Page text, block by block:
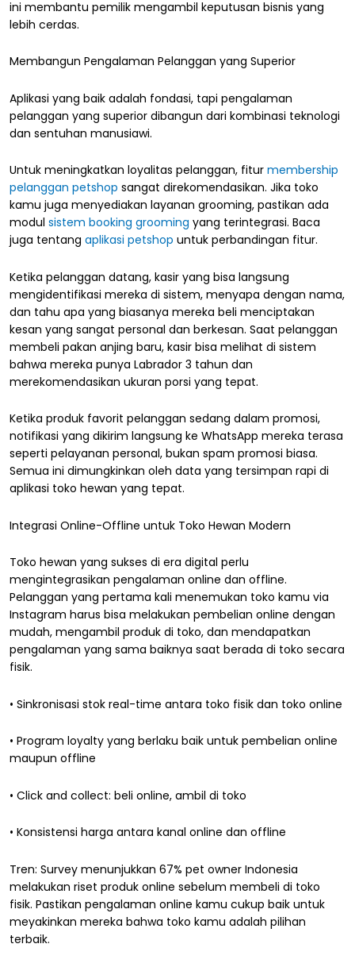
ini membantu pemilik mengambil keputusan bisnis yang
lebih cerdas.
Membangun Pengalaman Pelanggan yang Superior
Aplikasi yang baik adalah fondasi, tapi pengalaman
pelanggan yang superior dibangun dari kombinasi teknologi
dan sentuhan manusiawi.
Untuk meningkatkan loyalitas pelanggan, fitur membership
pelanggan petshop sangat direkomendasikan. Jika toko
kamu juga menyediakan layanan grooming, pastikan ada
modul sistem booking grooming yang terintegrasi. Baca
juga tentang aplikasi petshop untuk perbandingan fitur.
Ketika pelanggan datang, kasir yang bisa langsung
mengidentifikasi mereka di sistem, menyapa dengan nama,
dan tahu apa yang biasanya mereka beli menciptakan
kesan yang sangat personal dan berkesan. Saat pelanggan
membeli pakan anjing baru, kasir bisa melihat di sistem
bahwa mereka punya Labrador 3 tahun dan
merekomendasikan ukuran porsi yang tepat.
Ketika produk favorit pelanggan sedang dalam promosi,
notifikasi yang dikirim langsung ke WhatsApp mereka terasa
seperti pelayanan personal, bukan spam promosi biasa.
Semua ini dimungkinkan oleh data yang tersimpan rapi di
aplikasi toko hewan yang tepat.
Integrasi Online-Offline untuk Toko Hewan Modern
Toko hewan yang sukses di era digital perlu
mengintegrasikan pengalaman online dan offline.
Pelanggan yang pertama kali menemukan toko kamu via
Instagram harus bisa melakukan pembelian online dengan
mudah, mengambil produk di toko, dan mendapatkan
pengalaman yang sama baiknya saat berada di toko secara
fisik.
• Sinkronisasi stok real-time antara toko fisik dan toko online
• Program loyalty yang berlaku baik untuk pembelian online
maupun offline
• Click and collect: beli online, ambil di toko
• Konsistensi harga antara kanal online dan offline
Tren: Survey menunjukkan 67% pet owner Indonesia
melakukan riset produk online sebelum membeli di toko
fisik. Pastikan pengalaman online kamu cukup baik untuk
meyakinkan mereka bahwa toko kamu adalah pilihan
terbaik.